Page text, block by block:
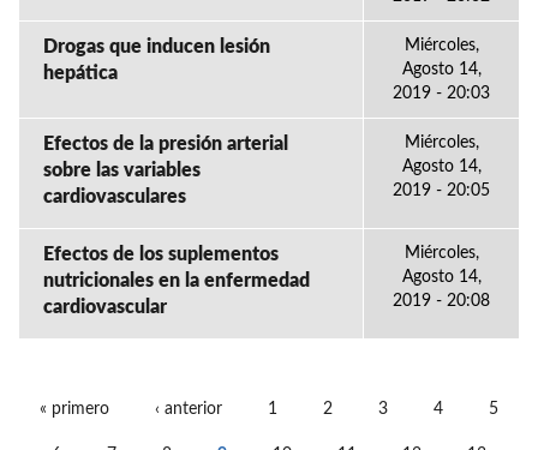
Drogas que inducen lesión
hepática
Miércoles,
Agosto 14,
2019 - 20:03
Efectos de la presión arterial
sobre las variables
cardiovasculares
Miércoles,
Agosto 14,
2019 - 20:05
Efectos de los suplementos
nutricionales en la enfermedad
cardiovascular
Miércoles,
Agosto 14,
2019 - 20:08
« primero ‹ anterior 1 2 3 4 5